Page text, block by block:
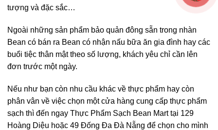
tượng và đặc sắc…
Ngoài những sản phẩm bảo quản đông sẵn trong nhàn
Bean có bán ra Bean có nhận nấu bữa ăn gia đình hay các
buổi tiệc thân mật theo số lượng, khách yêu chỉ cần lên
đơn trước một ngày.
Nếu như bạn còn nhu cầu khác về thực phẩm hay còn
phân vân về việc chọn một cửa hàng cung cấp thực phẩm
sạch thì đến ngay Thực Phẩm Sạch Bean Mart tại 129
Hoàng Diệu hoặc 49 Đống Đa Đà Nẵng để chọn cho mình